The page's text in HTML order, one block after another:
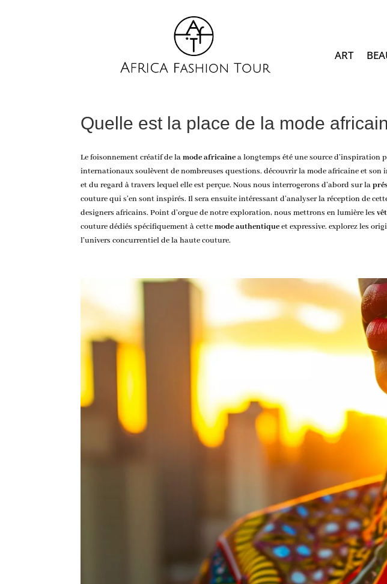
ART
Quelle est la place de la mode
Le foisonnement créatif de lamode africainea longtemps été une source d’inspiration
internationaux soulèvent de nombreuses questions.découvrir la mode africaineet son
et du regard à travers lequel elle est perçue. Nous nous interrogerons d’abord sur la
couture qui s’en sont inspirés. Il sera ensuite intéressant d’analyser la réception de
designers africains. Point d’orgue de notre exploration, nous mettrons en lumière les
couture dédiés spécifiquement à cettemode authentiqueet expressive.explorez les
l’univers concurrentiel de la haute couture.